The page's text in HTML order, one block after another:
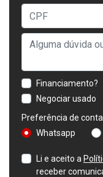
Financiamento?
Negociar usado
Preferência de
Whatsapp
Li e aceito a
receber